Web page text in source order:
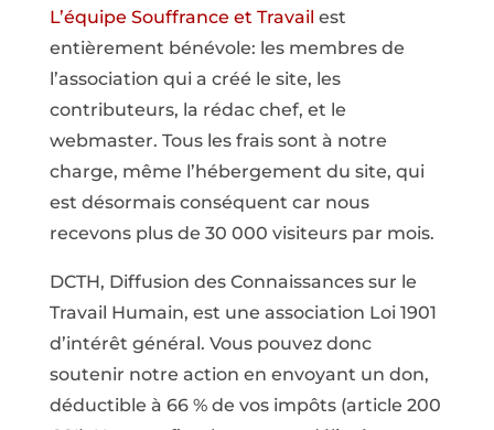
L’équipe Souffrance et Travail est
entièrement bénévole: les membres de
l’association qui a créé le site, les
contributeurs, la rédac chef, et le
webmaster. Tous les frais sont à notre
charge, même l’hébergement du site, qui
est désormais conséquent car nous
recevons plus de 30 000 visiteurs par mois.
DCTH, Diffusion des Connaissances sur le
Travail Humain, est une association Loi 1901
d’intérêt général. Vous pouvez donc
soutenir notre action en envoyant un don,
déductible à 66 % de vos impôts (article 200